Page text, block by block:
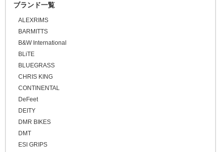
\50,001 ～
ブランド一覧
ALEXRIMS
BARMITTS
B&W International
BLiTE
BLUEGRASS
CHRIS KING
CONTINENTAL
DeFeet
DEITY
DMR BIKES
DMT
ESI GRIPS